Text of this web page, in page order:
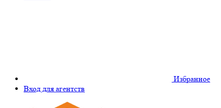
Избранное
Вход для агентств